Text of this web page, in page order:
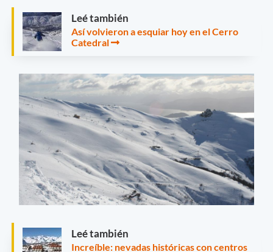
Leé también
Así volvieron a esquiar hoy en el Cerro
Catedral
Leé también
Increíble: nevadas históricas con centros